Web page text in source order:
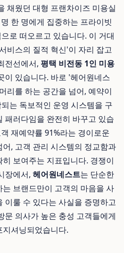
채웠던 대형 프랜차이즈 미용실
한 명에게 집중하는 프라이빗
로 떠오르고 있습니다. 이 거대
비스의 질적 혁신'이 자리 잡고
전선에서, 평택 비전동 1인 미용
이 있습니다. 바로 '헤어원네스
리를 하는 공간을 넘어, 예약이
는 독보적인 운영 시스템을 구
패러다임을 완전히 바꾸고 있습
재예약률 91%라는 경이로운
, 고객 관리 시스템의 정교함과
보여주는 지표입니다. 경쟁이
장에서, 헤어원네스트는 단순한
브랜드만이 고객의 마음을 사
이룰 수 있다는 사실을 증명하고
문 의사가 높은 충성 고객들에게
셔닝되었습니다.